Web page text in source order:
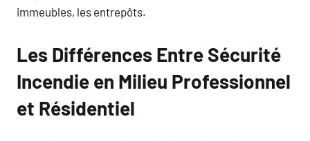
immeubles, les entrepôts.
Les Différences Entre Sécurité
Incendie en Milieu Professionnel
et Résidentiel